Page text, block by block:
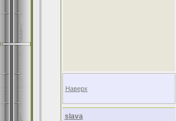
Наверх
slava